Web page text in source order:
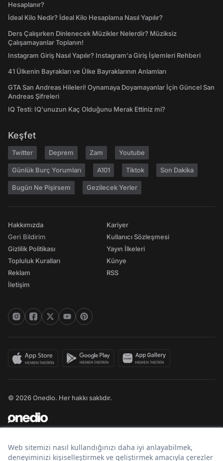
Hesaplanır?
İdeal Kilo Nedir? İdeal Kilo Hesaplama Nasıl Yapılır?
Ders Çalışırken Dinlenecek Müzikler Nelerdir? Müziksiz
Çalışamayanlar Toplanın!
Instagram Giriş Nasıl Yapılır? Instagram'a Giriş İşlemleri Rehberi
41 Ülkenin Bayrakları ve Ülke Bayraklarının Anlamları
GTA San Andreas Hileleri! Oynamaya Doyamayanlar İçin Güncel San
Andreas Şifreleri
IQ Testi: IQ'unuzun Kaç Olduğunu Merak Ettiniz mi?
Keşfet
Twitter Deprem Zam Youtube
Günlük Burç Yorumları A101 Tiktok Son Dakika
Bugün Ne Pişirsem Gezilecek Yerler
Hakkımızda
Geri Bildirim
Gizlilik Politikası
Topluluk Kuralları
Reklam
İletişim
Kariyer
Kullanıcı Sözleşmesi
Yayın İlkeleri
Künye
RSS
© 2026 Onedio. Her hakkı saklıdır.
Bir markasıdır.